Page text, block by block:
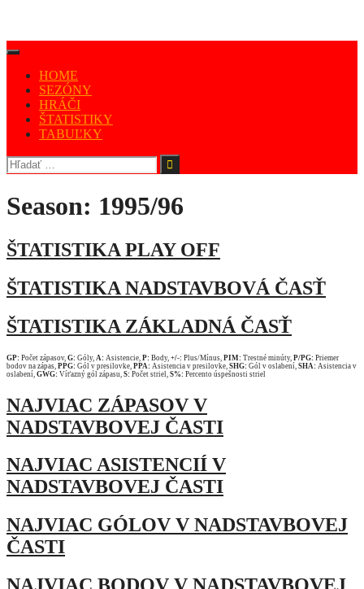
HOME
SEZÓNY
HRÁČI
ŠTATISTIKY
TABUĽKY
Season: 1995/96
ŠTATISTIKA PLAY OFF
ŠTATISTIKA NADSTAVBOVÁ ČASŤ
ŠTATISTIKA ZÁKLADNÁ ČASŤ
GP: Počet zápasov, G: Góly, A: Asistencie, P: Body, +/-: Plus/Mínus, PIM: Trestné minúty, P/PG: Priemer
bodov na zápas, PPG: Gól v presilovke, PPA: Asistencia v presilovke, SHG: Gól v oslabení, SHA: Asistencia v
oslabení, GWG: Víťazný gól zápasu, S: Počet striel, S%: Percento úspešnosti striel
NAJVIAC ZÁPASOV V
NADSTAVBOVEJ ČASTI
NAJVIAC ASISTENCIÍ V
NADSTAVBOVEJ ČASTI
NAJVIAC GÓLOV V NADSTAVBOVEJ
ČASTI